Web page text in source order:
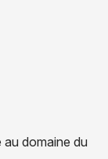
domaine du